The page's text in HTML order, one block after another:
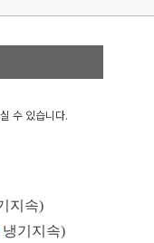
수 있습니다.
지속)
냉기지속)